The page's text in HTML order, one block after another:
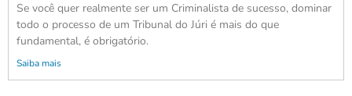
Se você quer realmente ser um Criminalista de sucesso, dominar
todo o processo de um Tribunal do Júri é mais do que
fundamental, é obrigatório.
Saiba mais